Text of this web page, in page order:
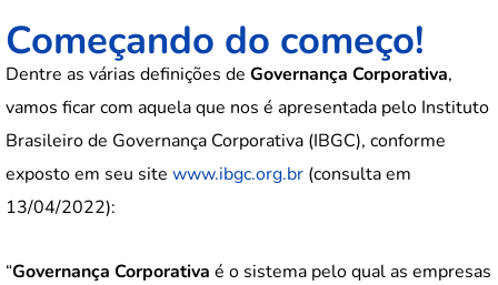
Começando do começo!
Dentre as várias definições de Governança Corporativa,
vamos ficar com aquela que nos é apresentada pelo Instituto
Brasileiro de Governança Corporativa (IBGC), conforme
exposto em seu site www.ibgc.org.br (consulta em
13/04/2022):
“Governança Corporativa é o sistema pelo qual as empresas